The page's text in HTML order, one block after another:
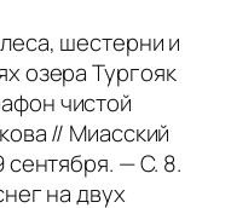
шестерни и
озера Тургояк
чистой
// Миасский
сентября. — С. 8.
на двух